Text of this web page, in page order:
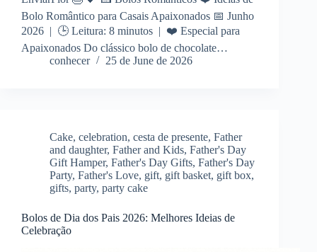
Bolo Romântico para Casais Apaixonados 📅 Junho
2026 | 🕒 Leitura: 8 minutos | ❤️ Especial para
Apaixonados Do clássico bolo de chocolate…
conhecer
25 de June de 2026
Cake, celebration, cesta de presente, Father
and daughter, Father and Kids, Father's Day
Gift Hamper, Father's Day Gifts, Father's Day
Party, Father's Love, gift, gift basket, gift box,
gifts, party, party cake
Bolos de Dia dos Pais 2026: Melhores Ideias de
Celebração